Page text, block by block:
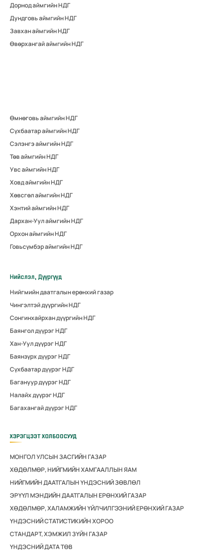
Дорнод аймгийн НДГ
Дундговь аймгийн НДГ
Завхан аймгийн НДГ
Өвөрхангай аймгийн НДГ
Өмнөговь аймгийн НДГ
Сүхбаатар аймгийн НДГ
Сэлэнгэ аймгийн НДГ
Төв аймгийн НДГ
Увс аймгийн НДГ
Ховд аймгийн НДГ
Хөвсгөл аймгийн НДГ
Хэнтий аймгийн НДГ
Дархан-Уул аймгийн НДГ
Орхон аймгийн НДГ
Говьсүмбэр аймгийн НДГ
Нийслэл, Дүүргүүд
Нийгмийн даатгалын ерөнхий газар
Чингэлтэй дүүргийн НДГ
Сонгинхайрхан дүүргийн НДГ
Баянгол дүүрэг НДГ
Хан-Уул дүүрэг НДГ
Баянзүрх дүүрэг НДГ
Сүхбаатар дүүрэг НДГ
Багануур дүүрэг НДГ
Налайх дүүрэг НДГ
Багахангай дүүрэг НДГ
ХЭРЭГЦЭЭТ ХОЛБООСУУД
МОНГОЛ УЛСЫН ЗАСГИЙН ГАЗАР
ХӨДӨЛМӨР, НИЙГМИЙН ХАМГААЛЛЫН ЯАМ
НИЙГМИЙН ДААТГАЛЫН ҮНДЭСНИЙ ЗӨВЛӨЛ
ЭРҮҮЛ МЭНДИЙН ДААТГАЛЫН ЕРӨНХИЙ ГАЗАР
ХӨДӨЛМӨР, ХАЛАМЖИЙН ҮЙЛЧИЛГЭЭНИЙ ЕРӨНХИЙ ГАЗАР
ҮНДЭСНИЙ СТАТИСТИКИЙН ХОРОО
СТАНДАРТ, ХЭМЖИЛ ЗҮЙН ГАЗАР
ҮНДЭСНИЙ ДАТА ТӨВ